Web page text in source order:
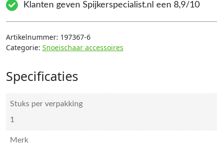
Klanten geven Spijkerspecialist.nl een 8,9/10
Artikelnummer: 197367-6
Categorie: Snoeischaar accessoires
Specificaties
Stuks per verpakking
1
Merk